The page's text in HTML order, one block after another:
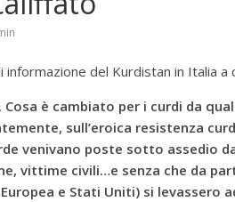
informazione del Kurdistan in Italia a
è cambiato per i curdi da
sull’eroica resistenza
venivano poste sotto assedio
vittime civili…e senza che da
e Stati Uniti) si levassero